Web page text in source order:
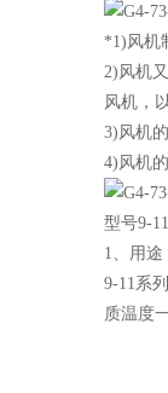
*1)风机
2)风机
风机，
3)风机
4)风机
型号9-
1、用途
9-11系
质温度